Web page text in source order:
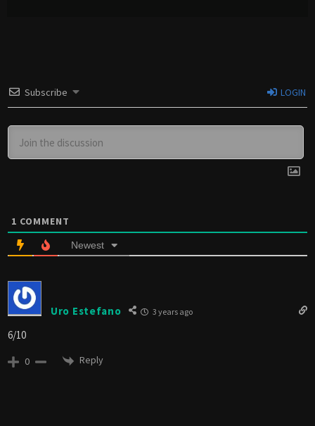
Subscribe LOGIN
1 COMMENT
Newest
Uro Estefano 3 years ago
6/10
0 Reply